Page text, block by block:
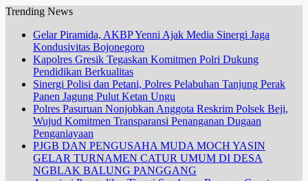
Trending News
Gelar Piramida, AKBP Yenni Ajak Media Sinergi Jaga
Kondusivitas Bojonegoro
Kapolres Gresik Tegaskan Komitmen Polri Dukung
Pendidikan Berkualitas
Sinergi Polisi dan Petani, Polres Pelabuhan Tanjung Perak
Panen Jagung Pulut Ketan Ungu
Polres Pasuruan Nonjobkan Anggota Reskrim Polsek Beji,
Wujud Komitmen Transparansi Penanganan Dugaan
Penganiayaan
PJGB DAN PENGUSAHA MUDA MOCH YASIN
GELAR TURNAMEN CATUR UMUM DI DESA
NGBLAK BALUNG PANGGANG